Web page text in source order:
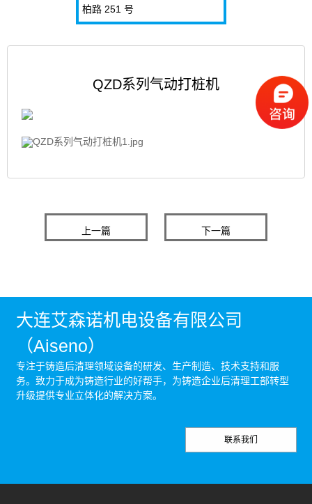
柏路 251 号
QZD系列气动打桩机
上一篇 下一篇
大连艾森诺机电设备有限公司
（Aiseno）
专注于铸造后清理领域设备的研发、生产制造、技术支持和服
务。致力于成为铸造行业的好帮手，为铸造企业后清理工部转型
升级提供专业立体化的解决方案。
联系我们